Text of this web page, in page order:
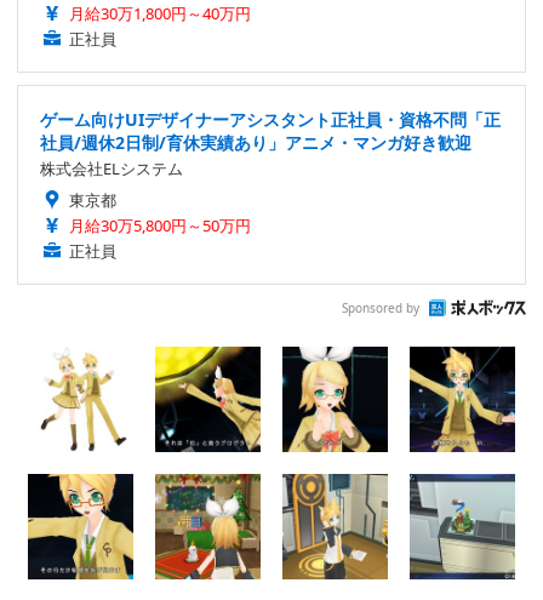
月給30万1,800円～40万円
正社員
ゲーム向けUIデザイナーアシスタント正社員・資格不問「正
社員/週休2日制/育休実績あり」アニメ・マンガ好き歓迎
株式会社ELシステム
東京都
月給30万5,800円～50万円
正社員
Sponsored by